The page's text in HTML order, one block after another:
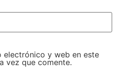
electrónico y web en este
vez que comente.